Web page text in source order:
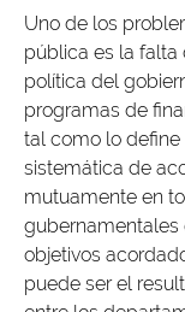
Uno de los
pública es la falta
política del
programas de
tal como lo define
sistemática de
mutuamente en
gubernamentales
objetivos
puede ser el